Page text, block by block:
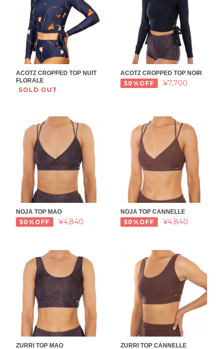
ACOTZ CROPPED TOP NUIT
FLORALE
SOLD OUT
ACOTZ CROPPED TOP NOIR
50%OFF ¥7,700
NOJA TOP MAO
50%OFF ¥4,840
NOJA TOP CANNELLE
50%OFF ¥4,840
ZURRI TOP MAO ZURRI TOP CANNELLE